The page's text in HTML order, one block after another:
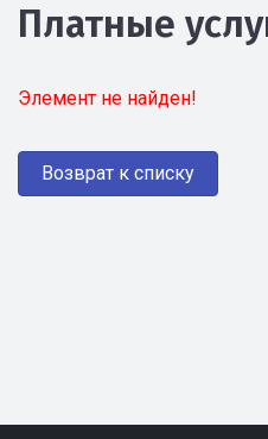
Платные
Элемент не найден!
Возврат к списку